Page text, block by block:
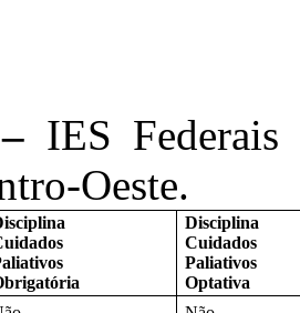
IES Federais
Oeste.
Disciplina
Cuidados
Paliativos
Optativa